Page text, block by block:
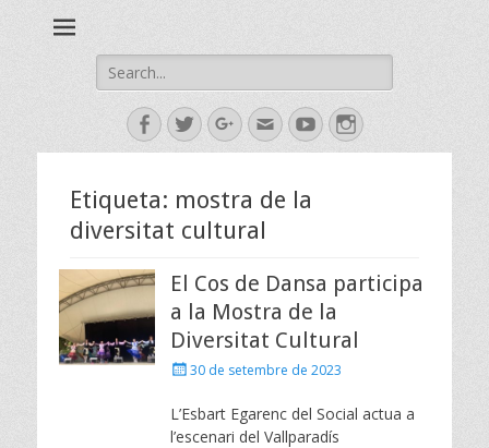
Search
for:
Facebook
TwitterGoogleplus
EmailYouTubeInstagram
Etiqueta: mostra de la
diversitat cultural
El Cos de Dansa participa
a la Mostra de la
Diversitat Cultural
Posted
30 de setembre de 2023
L’Esbart Egarenc del Social actua a
l’escenari del Vallparadís